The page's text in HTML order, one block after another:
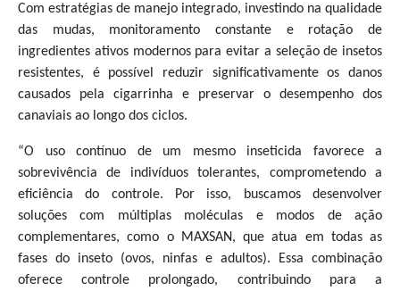
Com estratégias de manejo integrado, investindo na qualidade
das mudas, monitoramento constante e rotação de
ingredientes ativos modernos para evitar a seleção de insetos
resistentes, é possível reduzir significativamente os danos
causados pela cigarrinha e preservar o desempenho dos
canaviais ao longo dos ciclos.
“O uso contínuo de um mesmo inseticida favorece a
sobrevivência de indivíduos tolerantes, comprometendo a
eficiência do controle. Por isso, buscamos desenvolver
soluções com múltiplas moléculas e modos de ação
complementares, como o MAXSAN, que atua em todas as
fases do inseto (ovos, ninfas e adultos). Essa combinação
oferece controle prolongado, contribuindo para a